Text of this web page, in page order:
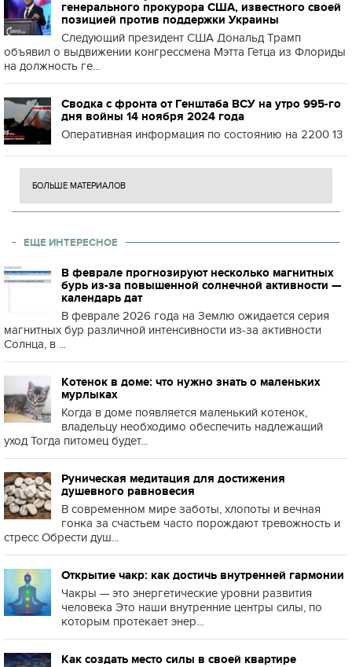
генерального прокурора США, известного своей
позицией против поддержки Украины
Следующий президент США Дональд Трамп
объявил о выдвижении конгрессмена Мэтта Гетца из Флориды
на должность ге...
Сводка с фронта от Генштаба ВСУ на утро 995-го
дня войны 14 ноября 2024 года
Оперативная информация по состоянию на 2200 13
БОЛЬШЕ МАТЕРИАЛОВ
ЕЩЕ ИНТЕРЕСНОЕ
В феврале прогнозируют несколько магнитных
бурь из-за повышенной солнечной активности —
календарь дат
В феврале 2026 года на Землю ожидается серия
магнитных бур различной интенсивности из-за активности
Солнца, в ...
Котенок в доме: что нужно знать о маленьких
мурлыках
Когда в доме появляется маленький котенок,
владельцу необходимо обеспечить надлежащий
уход Тогда питомец будет...
Руническая медитация для достижения
душевного равновесия
В современном мире заботы, хлопоты и вечная
гонка за счастьем часто порождают тревожность и
стресс Обрести душ...
Открытие чакр: как достичь внутренней гармонии
Чакры — это энергетические уровни развития
человека Это наши внутренние центры силы, по
которым протекает энер...
Как создать место силы в своей квартире